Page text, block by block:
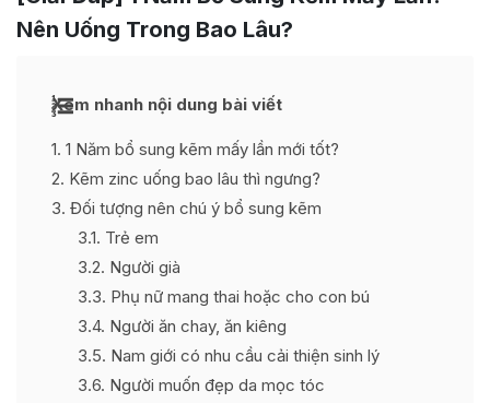
Nên Uống Trong Bao Lâu?
Xem nhanh nội dung bài viết
1 1 Năm bổ sung kẽm mấy lần mới tốt?
2 Kẽm zinc uống bao lâu thì ngưng?
3 Đối tượng nên chú ý bổ sung kẽm
3.1 Trẻ em
3.2 Người già
3.3 Phụ nữ mang thai hoặc cho con bú
3.4 Người ăn chay, ăn kiêng
3.5 Nam giới có nhu cầu cải thiện sinh lý
3.6 Người muốn đẹp da mọc tóc